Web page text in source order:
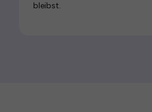
bleibst.